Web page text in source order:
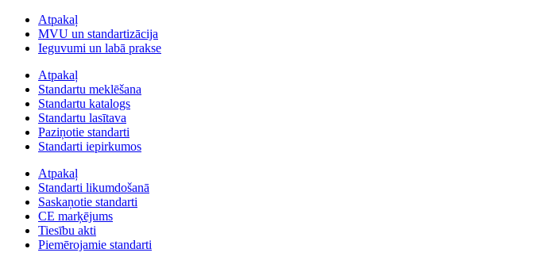
Atpakaļ
MVU un standartizācija
Ieguvumi un labā prakse
Atpakaļ
Standartu meklēšana
Standartu katalogs
Standartu lasītava
Paziņotie standarti
Standarti iepirkumos
Atpakaļ
Standarti likumdošanā
Saskaņotie standarti
CE marķējums
Tiesību akti
Piemērojamie standarti